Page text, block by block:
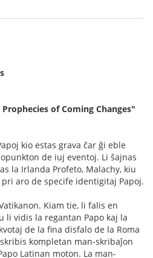
of Coming Changes"
kio estas grava ĉar ĝi eble
de iuj eventoj. Li ŝajnas
la Irlanda Profeto, Malachy, kiu
aro de specife identigitaj Papoj.
Kiam tie, li falis en
vidis la regantan Papo kaj la
de la fina disfalo de la Roma
kompletan man-skribaĵon
Latinan moton. La man-